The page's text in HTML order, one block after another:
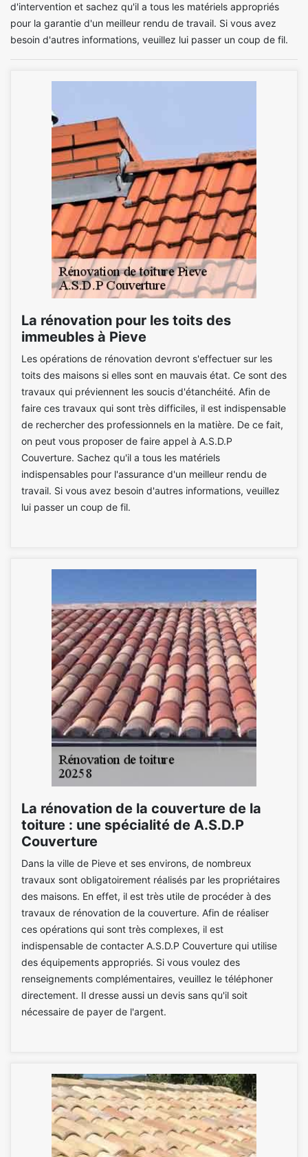
d'intervention et sachez qu'il a tous les matériels appropriés
pour la garantie d'un meilleur rendu de travail. Si vous avez
besoin d'autres informations, veuillez lui passer un coup de fil.
La rénovation pour les toits des
immeubles à Pieve
Les opérations de rénovation devront s'effectuer sur les
toits des maisons si elles sont en mauvais état. Ce sont des
travaux qui préviennent les soucis d'étanchéité. Afin de
faire ces travaux qui sont très difficiles, il est indispensable
de rechercher des professionnels en la matière. De ce fait,
on peut vous proposer de faire appel à A.S.D.P
Couverture. Sachez qu'il a tous les matériels
indispensables pour l'assurance d'un meilleur rendu de
travail. Si vous avez besoin d'autres informations, veuillez
lui passer un coup de fil.
La rénovation de la couverture de la
toiture : une spécialité de A.S.D.P
Couverture
Dans la ville de Pieve et ses environs, de nombreux
travaux sont obligatoirement réalisés par les propriétaires
des maisons. En effet, il est très utile de procéder à des
travaux de rénovation de la couverture. Afin de réaliser
ces opérations qui sont très complexes, il est
indispensable de contacter A.S.D.P Couverture qui utilise
des équipements appropriés. Si vous voulez des
renseignements complémentaires, veuillez le téléphoner
directement. Il dresse aussi un devis sans qu'il soit
nécessaire de payer de l'argent.